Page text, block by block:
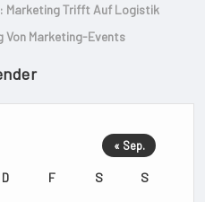
Marketing Trifft Auf Logistik
Von Marketing-Events
D F S S
« Sep.